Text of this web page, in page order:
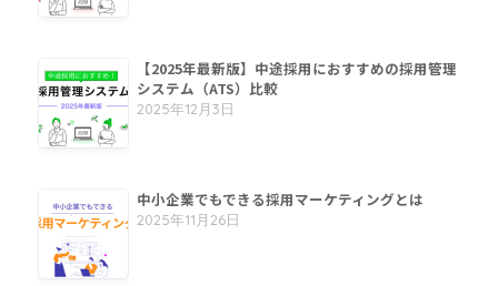
【2025年最新版】中途採用におすすめの採用管理
システム（ATS）比較
2025年12月3日
中小企業でもできる採用マーケティングとは
2025年11月26日